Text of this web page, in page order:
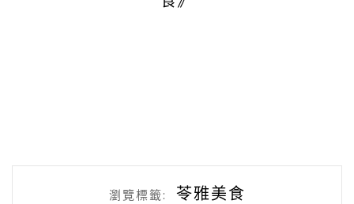
瀏覽標籤: 苓雅美食